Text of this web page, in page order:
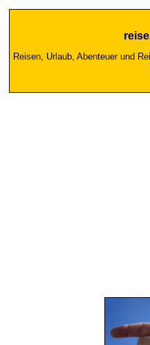
Reisen, Urlaub, Abenteuer und